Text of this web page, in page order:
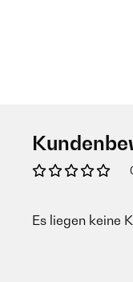
Es liegen keine